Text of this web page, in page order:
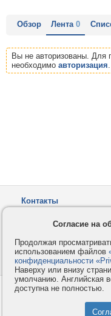
Обзор Лента0
Вы не авторизованы. Для
необходимо авторизация.
Контакты
Как оплатить
© 2008-2026
Согласие на
Продолжая
использованием файлов
конфиденциальности
Наверху или внизу
умолчанию. Английская
доступна не полностью.